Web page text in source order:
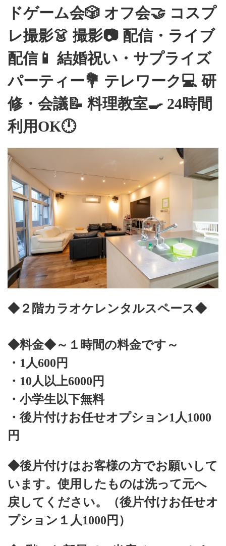
ドゲーム会🎲 オフ会🤝 コスプ
レ撮影👗 撮影📷 配信・ライブ
配信📱 結婚祝い・サプライズ
パーティー💐 テレワーク💻 研
修・会議📝 料理教室🍳 24時間
利用OK🕛
◆２階カラオケレンタルスペース◆
◆料金◆～１時間の料金です～
・1人600円
・10人以上6000円
・小学生以下無料
・後片付けお任せオプション1人1000
円
◆後片付けはお客様の方でお願いして
います。使用したものは洗って元へ
戻してください。（後片付けお任せオ
プション１人1000円）